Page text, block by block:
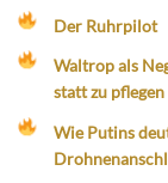
Der Ruhrpilot
Waltrop als
statt zu pflegen
Wie Putins